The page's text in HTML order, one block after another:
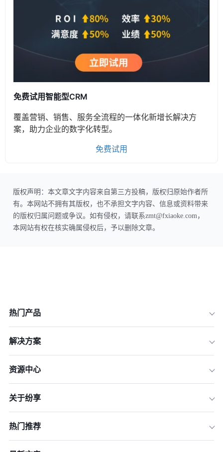
免费试用智能型CRM
覆盖营销、销售、服务全流程的一体化新增长解决方
案，助力企业的数字化转型。
免费试用
版权声明：本文章文字内容来自第三方投稿，版权归原始作者所
有。本网站不拥有其版权，也不承担文字内容、信息或资料带来
的版权归属问题或争议。如有侵权，请联系zmt@fxiaoke.com，
本网站有权在核实确属侵权后，予以删除文章。
热门产品
解决方案
资源中心
关于纷享
热门推荐